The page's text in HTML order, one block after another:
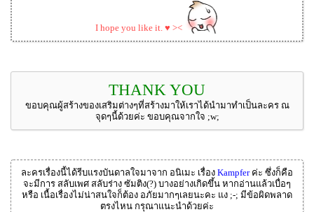
I hope you like it. ♥ ><
THANK YOU
ขอบคุณผู้สร้างของเสริมต่างๆที่สร้างมาให้เราได้นำมาทำเป็นละคร ณ
จุดๆนี้ด้วยค่ะ ขอบคุณจากใจ ;w;
ละครเรื่องนี้ได้รีบแรงบันดาลใจมาจาก อนิเมะ เรื่อง Kampferค่ะ ซึ่งก็คือ
จะมีการ สลับเพศ สลับร่าง ซัมติง(?) บางอย่างเกิดขึ้น หากอ่านแล้วเบื่อๆ
หรือ เนื้อเรื่องไม่น่าสนใจก็ต้อง อภัยมากๆเลยนะคะ แง ;-; มีข้อผิดพลาด
ตรงไหน กรุณาแนะนำด้วยค่ะ